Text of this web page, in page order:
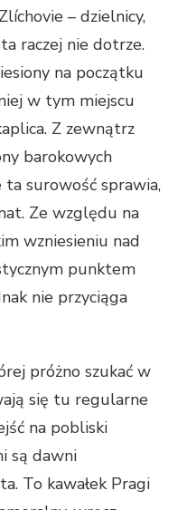
– dzielnicy,
raczej nie dotrze.
na początku
w tym miejscu
Z zewnątrz
barokowych
surowość sprawia,
Ze względu na
wzniesieniu nad
punktem
nie przyciąga
próżno szukać w
się tu regularne
na pobliski
są dawni
To kawałek Pragi